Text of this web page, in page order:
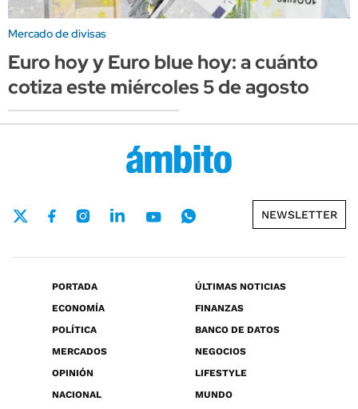
Mercado de divisas
Euro hoy y Euro blue hoy: a cuánto
cotiza este miércoles 5 de agosto
NEWSLETTER
PORTADA
ÚLTIMAS NOTICIAS
ECONOMÍA
FINANZAS
POLÍTICA
BANCO DE DATOS
MERCADOS
NEGOCIOS
OPINIÓN
LIFESTYLE
NACIONAL
MUNDO